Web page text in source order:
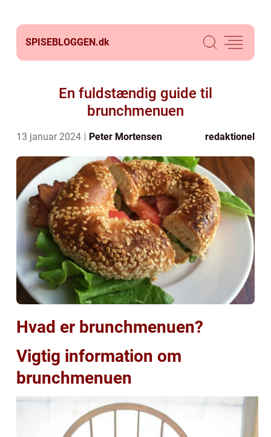
SPISEBLOGGEN.dk
En fuldstændig guide til
brunchmenuen
13 januar 2024 Peter Mortensen redaktionel
Hvad er brunchmenuen?
Vigtig information om
brunchmenuen